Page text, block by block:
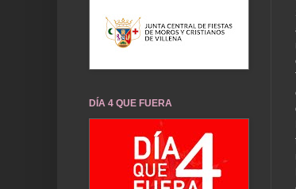
DÍA 4 QUE FUERA